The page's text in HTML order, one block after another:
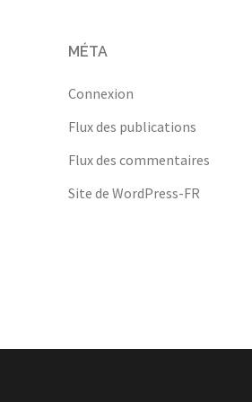
MÉTA
Connexion
Flux des publications
Flux des commentaires
Site de WordPress-FR